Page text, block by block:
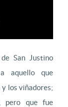
San Justino
aquello que
y los viñadores;
pero que fue